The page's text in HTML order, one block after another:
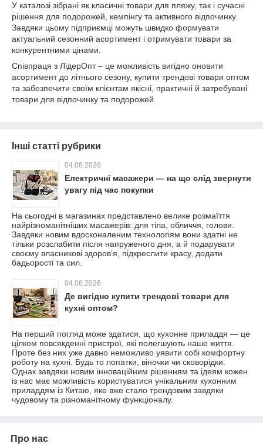
У каталозі зібрані як класичні товари для пляжу, так і сучасні
рішення для подорожей, кемпінгу та активного відпочинку.
Завдяки цьому підприємці можуть швидко формувати
актуальний сезонний асортимент і отримувати товари за
конкурентними цінами.
Співпраця з ЛідерОпт – це можливість вигідно оновити
асортимент до літнього сезону, купити трендові товари оптом
та забезпечити своїм клієнтам якісні, практичні й затребувані
товари для відпочинку та подорожей.
Інші статті рубрики
04.08.2026
Електричні масажери — на що слід звернути
увагу під час покупки
На сьогодні в магазинах представлено велике розмаїття
найрізноманітніших масажерів: для тіла, обличчя, голови.
Завдяки новим вдосконаленим технологіям вони здатні не
тільки розслабити після напруженого дня, а й подарувати
своєму власникові здоров’я, підкреслити красу, додати
бадьорості та сил.
04.08.2026
Де вигідно купити трендові товари для
кухні оптом?
На перший погляд може здатися, що кухонне приладдя — це
цілком повсякденні пристрої, які полегшують наше життя.
Проте без них уже давно неможливо уявити собі комфортну
роботу на кухні. Будь то лопатки, віночки чи сковорідки.
Однак завдяки новим інноваційним рішенням та ідеям кожен
із нас має можливість користуватися унікальним кухонним
приладдям із Китаю, яке вже стало трендовим завдяки
чудовому та різноманітному функціоналу.
Про нас